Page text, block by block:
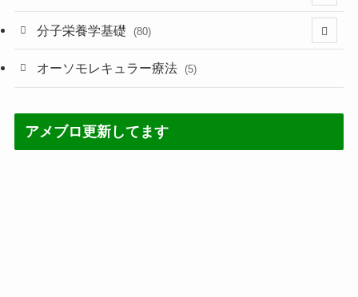
(3)
(1)
(4)
分子栄養学基礎 (80)
(60)
(7)
オーソモレキュラー療法 (5)
アメブロ更新してます